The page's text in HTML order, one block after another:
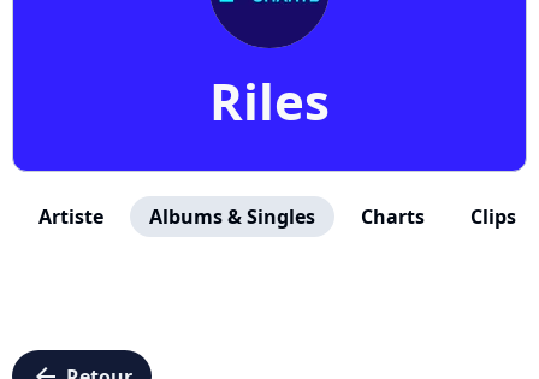
Riles
Artiste Albums & Singles Charts Clips